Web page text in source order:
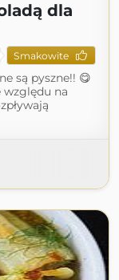
dla
Smakowite
są pyszne!! 😋
względu na